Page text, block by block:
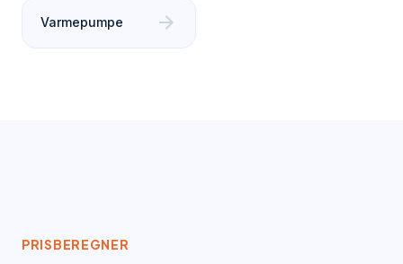
Varmepumpe arrow_forward
PRISBEREGNER